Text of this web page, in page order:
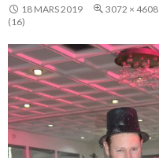
18 MARS 2019 3072 × 4608
(16)